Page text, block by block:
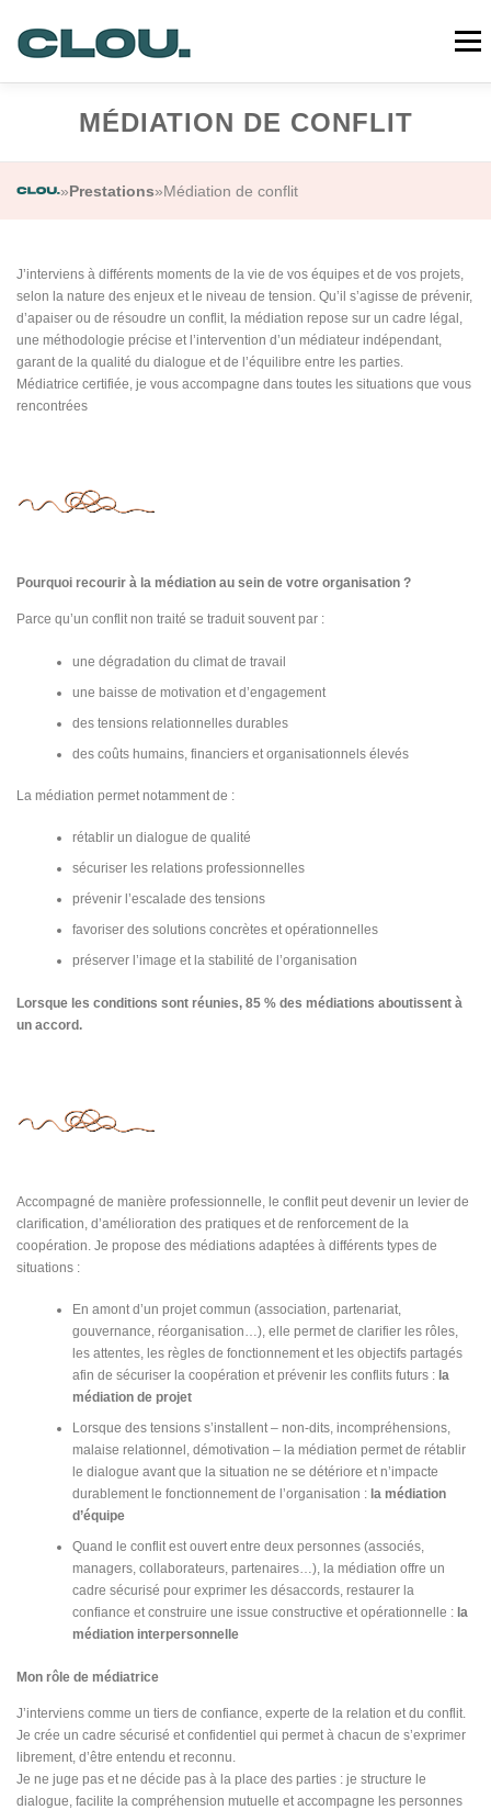
contenu
Menu
PRESTATIONS MA DÉMARCHE
MÉDIATION DE CONFLIT
»Prestations»Médiation de conflit
J’interviens à différents moments de la vie de vos équipes et de vos projets,
selon la nature des enjeux et le niveau de tension. Qu’il s’agisse de prévenir,
d’apaiser ou de résoudre un conflit, la médiation repose sur un cadre légal,
une méthodologie précise et l’intervention d’un médiateur indépendant,
garant de la qualité du dialogue et de l’équilibre entre les parties.
Médiatrice certifiée, je vous accompagne dans toutes les situations que vous
rencontrées
Pourquoi recourir à la médiation au sein de votre organisation ?
Parce qu’un conflit non traité se traduit souvent par :
une dégradation du climat de travail
une baisse de motivation et d’engagement
des tensions relationnelles durables
des coûts humains, financiers et organisationnels élevés
La médiation permet notamment de :
rétablir un dialogue de qualité
sécuriser les relations professionnelles
prévenir l’escalade des tensions
favoriser des solutions concrètes et opérationnelles
préserver l’image et la stabilité de l’organisation
Lorsque les conditions sont réunies, 85 % des médiations aboutissent à
un accord.
Accompagné de manière professionnelle, le conflit peut devenir un levier de
clarification, d’amélioration des pratiques et de renforcement de la
coopération. Je propose des médiations adaptées à différents types de
situations :
En amont d’un projet commun (association, partenariat,
gouvernance, réorganisation…), elle permet de clarifier les rôles,
les attentes, les règles de fonctionnement et les objectifs partagés
afin de sécuriser la coopération et prévenir les conflits futurs : la
médiation de projet
Lorsque des tensions s’installent – non-dits, incompréhensions,
malaise relationnel, démotivation – la médiation permet de rétablir
le dialogue avant que la situation ne se détériore et n’impacte
durablement le fonctionnement de l’organisation : la médiation
d’équipe
Quand le conflit est ouvert entre deux personnes (associés,
managers, collaborateurs, partenaires…), la médiation offre un
cadre sécurisé pour exprimer les désaccords, restaurer la
confiance et construire une issue constructive et opérationnelle : la
médiation interpersonnelle
Mon rôle de médiatrice
J’interviens comme un tiers de confiance, experte de la relation et du conflit.
Je crée un cadre sécurisé et confidentiel qui permet à chacun de s’exprimer
librement, d’être entendu et reconnu.
Je ne juge pas et ne décide pas à la place des parties : je structure le
dialogue, facilite la compréhension mutuelle et accompagne les personnes